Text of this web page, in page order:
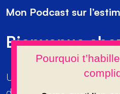
Mon Podcast sur
Bienvenue
Un podcast où l’on parle